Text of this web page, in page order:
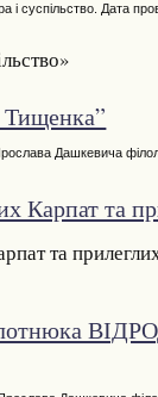
суспільство. Дата
Тищенка”
Дашкевича
Карпат та
та